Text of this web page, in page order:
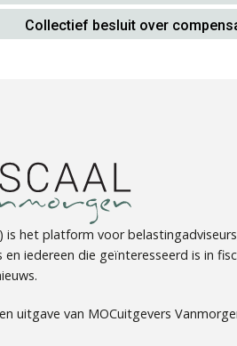
Collectief besluit over
is het platform voor
iedereen die geïnteresseerd is in
uitgave van MOCuitgevers